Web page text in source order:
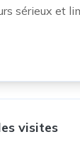
sérieux et
visites